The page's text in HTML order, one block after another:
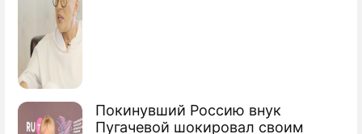
Покинувший Россию внук
Пугачевой шокировал своим